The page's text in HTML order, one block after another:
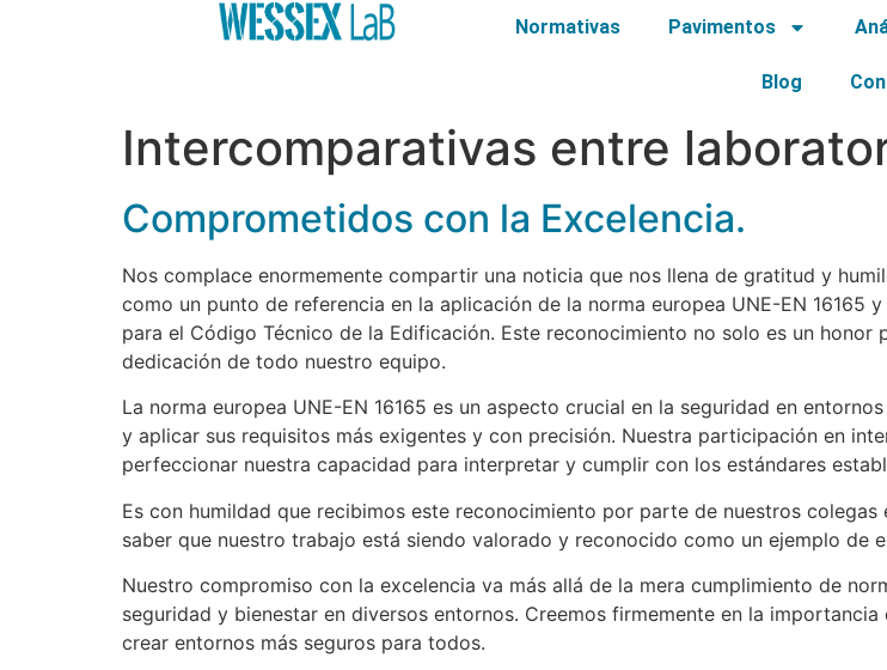
Normativas Pavimentos
Blog
Intercomparativas entre
Comprometidos con la Excelencia.
Nos complace enormemente compartir una noticia que nos llena de gratitud y
como un punto de referencia en la aplicación de la norma europea UNE-EN 16165
para el Código Técnico de la Edificación. Este reconocimiento no solo es un
dedicación de todo nuestro equipo.
La norma europea UNE-EN 16165 es un aspecto crucial en la seguridad en
y aplicar sus requisitos más exigentes y con precisión. Nuestra participación en
perfeccionar nuestra capacidad para interpretar y cumplir con los estándares
Es con humildad que recibimos este reconocimiento por parte de nuestros
saber que nuestro trabajo está siendo valorado y reconocido como un ejemplo de
Nuestro compromiso con la excelencia va más allá de la mera cumplimiento de
seguridad y bienestar en diversos entornos. Creemos firmemente en la
crear entornos más seguros para todos.